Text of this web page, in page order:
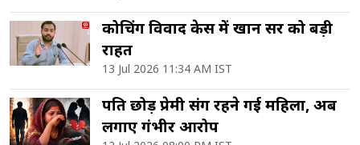
कोचिंग विवाद केस में खान सर को बड़ी
राहत
13 Jul 2026 11:34 AM IST
पति छोड़ प्रेमी संग रहने गई महिला, अब
लगाए गंभीर आरोप